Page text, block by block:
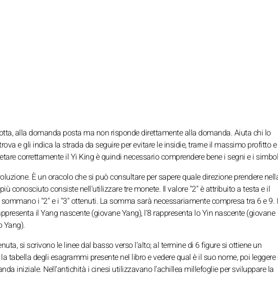
alla domanda posta ma non risponde direttamente alla domanda. Aiuta chi lo
e gli indica la strada da seguire per evitare le insidie, trarne il massimo profitto e
correttamente il Yi King è quindi necessario comprendere bene i segni e i
È un oracolo che si può consultare per sapere quale direzione prendere
conosciuto consiste nell'utilizzare tre monete. Il valore "2" è attribuito a testa e il
i "2" e i "3" ottenuti. La somma sarà necessariamente compresa tra 6 e 9.
il Yang nascente (giovane Yang), l'8 rappresenta lo Yin nascente (giovane
Yang).
si scrivono le linee dal basso verso l'alto; al termine di 6 figure si ottiene un
tabella degli esagrammi presente nel libro e vedere qual è il suo nome, poi leggere
iniziale. Nell'antichità i cinesi utilizzavano l'achillea millefoglie per sviluppare la